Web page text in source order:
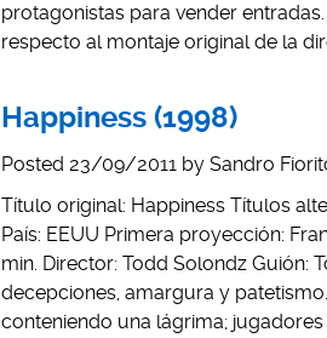
protagonistas para vender
respecto al montaje original de la
Happiness (1998)
Posted 23/09/2011 by Sandro
Título original: Happiness Títulos
País: EEUU Primera proyección:
min. Director: Todd Solondz Guión:
decepciones, amargura y
conteniendo una lágrima;